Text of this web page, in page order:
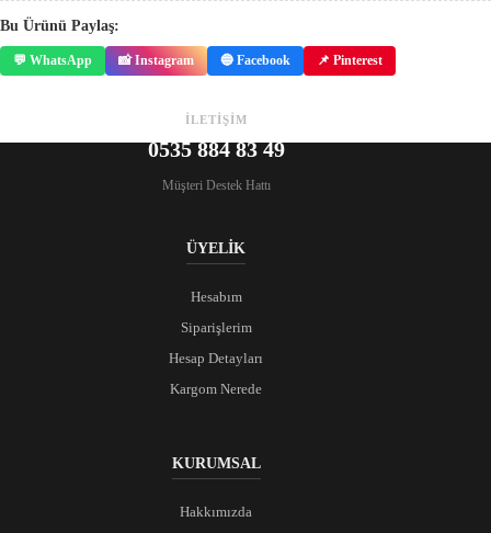
Bu Ürünü Paylaş:
💬 WhatsApp 📸 Instagram 🔵 Facebook 📌 Pinterest
İLETİŞİM
0535 884 83 49
Müşteri Destek Hattı
ÜYELİK
Hesabım
Siparişlerim
Hesap Detayları
Kargom Nerede
KURUMSAL
Hakkımızda